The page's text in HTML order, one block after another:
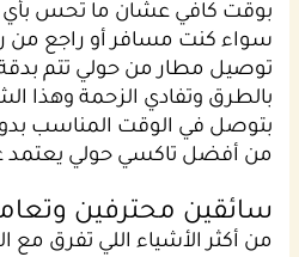
بوقت كافي عشان ما تحس
سواء كنت مسافر أو راجع من
توصيل مطار من حولي تتم
بالطرق وتفادي الزحمة وهذا
بتوصل في الوقت المناسب بدون
من أفضل تاكسي حولي يعتمد
سائقين محترفين
من أكثر الأشياء اللي تفرق